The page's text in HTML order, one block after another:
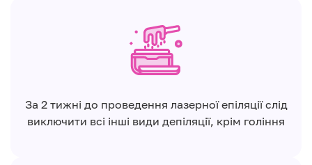
За 2 тижні до проведення лазерної епіляції слід
виключити всі інші види депіляції, крім гоління